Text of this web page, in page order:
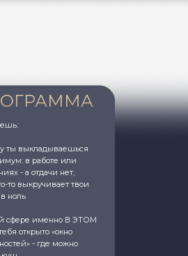
ты выкладываешься
в работе или
- а отдачи нет,
то выкручивает твои
ноль
сфере именно В ЭТОМ
открыто «окно
- где можно